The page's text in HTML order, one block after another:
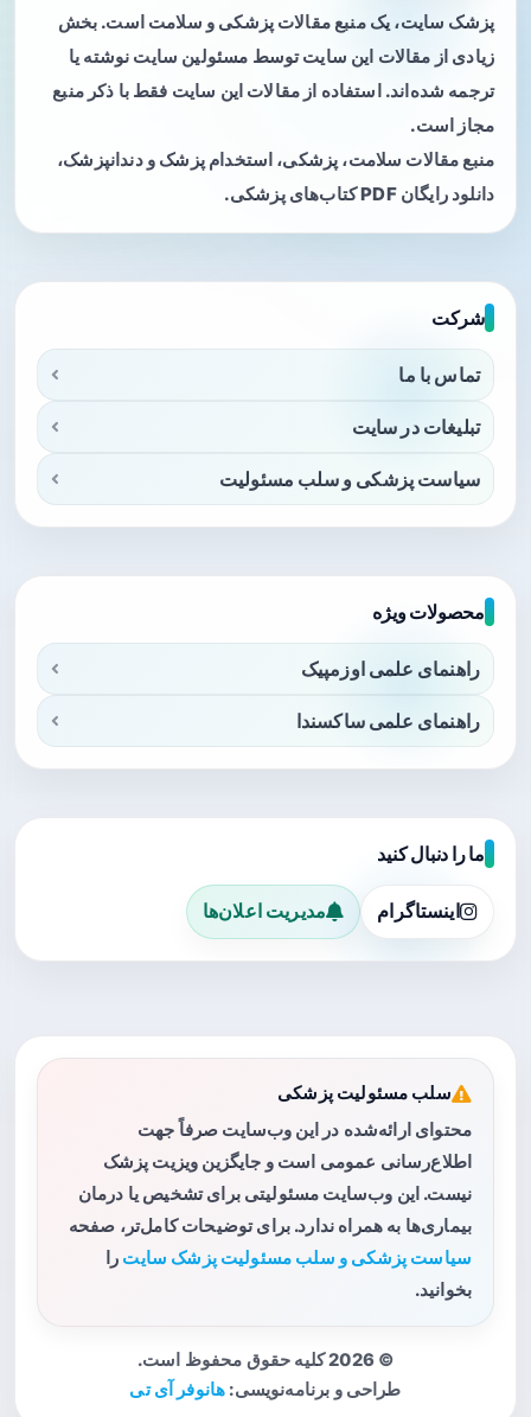
پزشک سایت، یک منبع مقالات پزشکی و سلامت است. بخش
زیادی از مقالات این سایت توسط مسئولین سایت نوشته یا
ترجمه شده‌اند. استفاده از مقالات این سایت فقط با ذکر منبع
مجاز است.
منبع مقالات سلامت، پزشکی، استخدام پزشک و دندانپزشک،
دانلود رایگان PDF کتاب‌های پزشکی.
شرکت
تماس با ما
تبلیغات در سایت
سیاست پزشکی و سلب مسئولیت
محصولات ویژه
راهنمای علمی اوزمپیک
راهنمای علمی ساکسندا
ما را دنبال کنید
اینستاگرام مدیریت اعلان‌ها
سلب مسئولیت پزشکی
محتوای ارائه‌شده در این وب‌سایت صرفاً جهت
اطلاع‌رسانی عمومی است و جایگزین ویزیت پزشک
نیست. این وب‌سایت مسئولیتی برای تشخیص یا درمان
بیماری‌ها به همراه ندارد. برای توضیحات کامل‌تر، صفحه
سیاست پزشکی و سلب مسئولیت پزشک سایت را
بخوانید.
© 2026 کلیه حقوق محفوظ است.
طراحی و برنامه‌نویسی: هانوفر آی تی